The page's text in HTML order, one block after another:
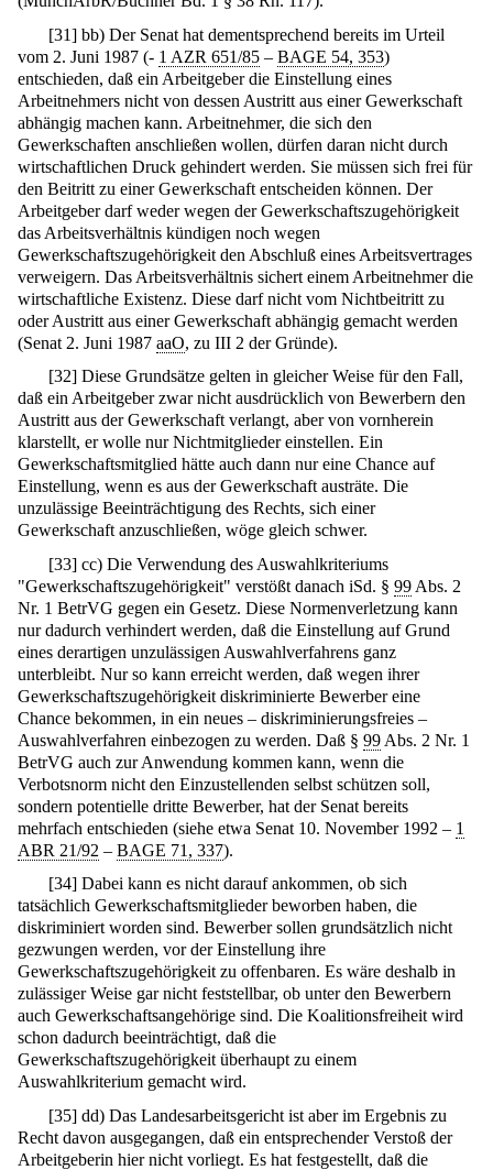
[31] bb) Der Senat hat dementsprechend bereits im Urteil
vom 2. Juni 1987 (- 1 AZR 651/85 – BAGE 54, 353)
entschieden, daß ein Arbeitgeber die Einstellung eines
Arbeitnehmers nicht von dessen Austritt aus einer Gewerkschaft
abhängig machen kann. Arbeitnehmer, die sich den
Gewerkschaften anschließen wollen, dürfen daran nicht durch
wirtschaftlichen Druck gehindert werden. Sie müssen sich frei für
den Beitritt zu einer Gewerkschaft entscheiden können. Der
Arbeitgeber darf weder wegen der Gewerkschaftszugehörigkeit
das Arbeitsverhältnis kündigen noch wegen
Gewerkschaftszugehörigkeit den Abschluß eines Arbeitsvertrages
verweigern. Das Arbeitsverhältnis sichert einem Arbeitnehmer die
wirtschaftliche Existenz. Diese darf nicht vom Nichtbeitritt zu
oder Austritt aus einer Gewerkschaft abhängig gemacht werden
(Senat 2. Juni 1987 aaO, zu III 2 der Gründe).
[32] Diese Grundsätze gelten in gleicher Weise für den Fall,
daß ein Arbeitgeber zwar nicht ausdrücklich von Bewerbern den
Austritt aus der Gewerkschaft verlangt, aber von vornherein
klarstellt, er wolle nur Nichtmitglieder einstellen. Ein
Gewerkschaftsmitglied hätte auch dann nur eine Chance auf
Einstellung, wenn es aus der Gewerkschaft austräte. Die
unzulässige Beeinträchtigung des Rechts, sich einer
Gewerkschaft anzuschließen, wöge gleich schwer.
[33] cc) Die Verwendung des Auswahlkriteriums
"Gewerkschaftszugehörigkeit" verstößt danach iSd. § 99 Abs. 2
Nr. 1 BetrVG gegen ein Gesetz. Diese Normenverletzung kann
nur dadurch verhindert werden, daß die Einstellung auf Grund
eines derartigen unzulässigen Auswahlverfahrens ganz
unterbleibt. Nur so kann erreicht werden, daß wegen ihrer
Gewerkschaftszugehörigkeit diskriminierte Bewerber eine
Chance bekommen, in ein neues – diskriminierungsfreies –
Auswahlverfahren einbezogen zu werden. Daß § 99 Abs. 2 Nr. 1
BetrVG auch zur Anwendung kommen kann, wenn die
Verbotsnorm nicht den Einzustellenden selbst schützen soll,
sondern potentielle dritte Bewerber, hat der Senat bereits
mehrfach entschieden (siehe etwa Senat 10. November 1992 – 1
ABR 21/92 – BAGE 71, 337).
[34] Dabei kann es nicht darauf ankommen, ob sich
tatsächlich Gewerkschaftsmitglieder beworben haben, die
diskriminiert worden sind. Bewerber sollen grundsätzlich nicht
gezwungen werden, vor der Einstellung ihre
Gewerkschaftszugehörigkeit zu offenbaren. Es wäre deshalb in
zulässiger Weise gar nicht feststellbar, ob unter den Bewerbern
auch Gewerkschaftsangehörige sind. Die Koalitionsfreiheit wird
schon dadurch beeinträchtigt, daß die
Gewerkschaftszugehörigkeit überhaupt zu einem
Auswahlkriterium gemacht wird.
[35] dd) Das Landesarbeitsgericht ist aber im Ergebnis zu
Recht davon ausgegangen, daß ein entsprechender Verstoß der
Arbeitgeberin hier nicht vorliegt. Es hat festgestellt, daß die